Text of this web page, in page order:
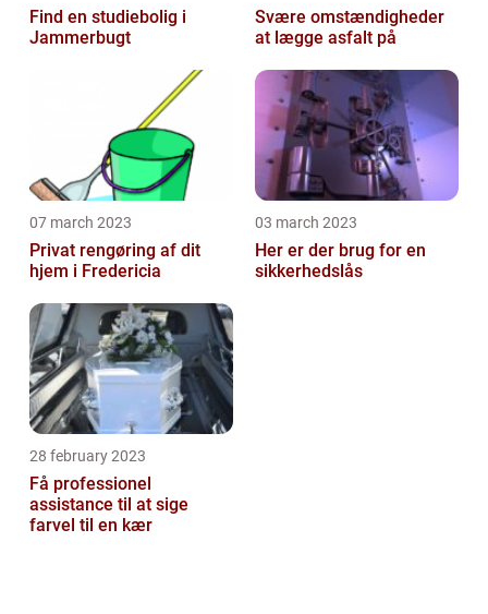
Find en studiebolig i
Jammerbugt
Svære omstændigheder
at lægge asfalt på
07 march 2023
Privat rengøring af dit
hjem i Fredericia
03 march 2023
Her er der brug for en
sikkerhedslås
28 february 2023
Få professionel
assistance til at sige
farvel til en kær